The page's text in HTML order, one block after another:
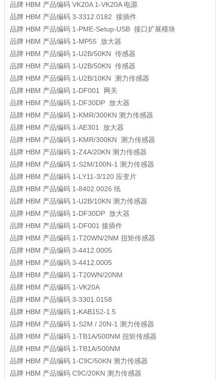
品牌 HBM 产品编码 VK20A 1-VK20A 电源
品牌 HBM 产品编码 3-3312.0182 接插件
品牌 HBM 产品编码 1-PME-Setup-USB 接口扩展模块
品牌 HBM 产品编码 1-MP55
放大器
品牌 HBM 产品编码 1-U2B/50KN 传感器
品牌 HBM 产品编码 1-U2B/50KN 传感器
品牌 HBM 产品编码 1-U2B/10KN 测力传感器
品牌 HBM 产品编码 1-DF001
网关
品牌 HBM 产品编码 1-DF30DP 放大器
品牌 HBM 产品编码 1-KMR/300KN 测力传感器
品牌 HBM 产品编码 1-AE301
放大器
品牌 HBM 产品编码 1-KMR/300KN 测力传感器
品牌 HBM 产品编码 1-Z4A/20KN 测力传感器
品牌 HBM 产品编码 1-S2M/100N-1 测力传感器
品牌 HBM 产品编码 1-LY11-3/120 应变片
品牌 HBM 产品编码 1-8402.0026 纸
品牌 HBM 产品编码 1-U2B/10KN 测力传感器
品牌 HBM 产品编码 1-DF30DP 放大器
品牌 HBM 产品编码 1-DF001 接插件
品牌 HBM 产品编码 1-T20WN/2NM 扭矩传感器
品牌 HBM 产品编码 3-4412.0005
品牌 HBM 产品编码 3-4412.0005
品牌 HBM 产品编码 1-T20WN/20NM
品牌 HBM 产品编码 1-VK20A
品牌 HBM 产品编码 3-3301.0158
品牌 HBM 产品编码 1-KAB152-1.5
品牌 HBM 产品编码 1-S2M / 20N-1 测力传感器
品牌 HBM 产品编码 1-TB1A/500NM 扭矩传感器
品牌 HBM 产品编码 1-TB1A/500NM
品牌 HBM 产品编码 1-C9C/50KN 测力传感器
品牌 HBM 产品编码 C9C/20KN 测力传感器